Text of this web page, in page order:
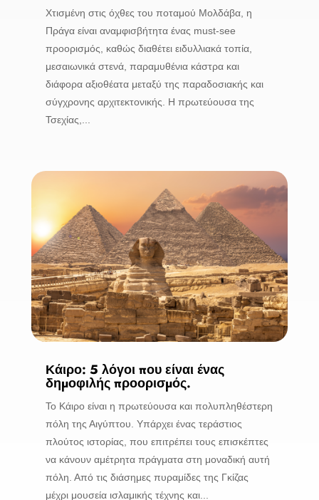
Χτισμένη στις όχθες του ποταμού Μολδάβα, η
Πράγα είναι αναμφισβήτητα ένας must-see
προορισμός, καθώς διαθέτει ειδυλλιακά τοπία,
μεσαιωνικά στενά, παραμυθένια κάστρα και
διάφορα αξιοθέατα μεταξύ της παραδοσιακής και
σύγχρονης αρχιτεκτονικής. Η πρωτεύουσα της
Τσεχίας,...
Κάιρο: 5 λόγοι που είναι ένας
δημοφιλής προορισμός.
Το Κάιρο είναι η πρωτεύουσα και πολυπληθέστερη
πόλη της Αιγύπτου. Υπάρχει ένας τεράστιος
πλούτος ιστορίας, που επιτρέπει τους επισκέπτες
να κάνουν αμέτρητα πράγματα στη μοναδική αυτή
πόλη. Από τις διάσημες πυραμίδες της Γκίζας
μέχρι μουσεία ισλαμικής τέχνης και...